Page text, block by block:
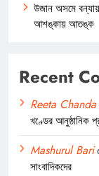
উজান অসমে
আশঙ্কায় আতঙ্ক
Recent
Reeta Chanda
খণ্ডের আনুষ্ঠানিক
Mashurul Bari
সাংবাদিকদের